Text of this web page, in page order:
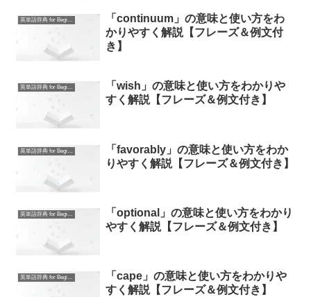
英単語辞典 for Beginners
「continuum」の意味と使い方をわ
かりやすく解説【フレーズ＆例文付
き】
英単語辞典 for Beginners
「wish」の意味と使い方をわかりや
すく解説【フレーズ＆例文付き】
英単語辞典 for Beginners
「favorably」の意味と使い方をわか
りやすく解説【フレーズ＆例文付き】
英単語辞典 for Beginners
「optional」の意味と使い方をわかり
やすく解説【フレーズ＆例文付き】
英単語辞典 for Beginners
「cape」の意味と使い方をわかりや
すく解説【フレーズ＆例文付き】